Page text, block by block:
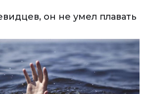
он не умел плавать